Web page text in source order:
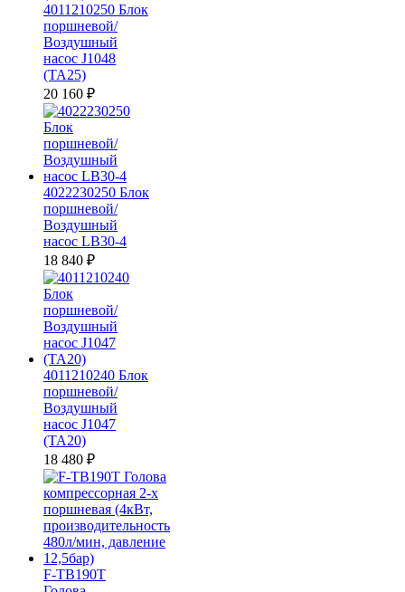
4011210250 Блок
поршневой/
Воздушный
насос J1048
(TA25)
20 160 ₽
4022230250 Блок
поршневой/
Воздушный
насос LB30-4
18 840 ₽
4011210240 Блок
поршневой/
Воздушный
насос J1047
(TA20)
18 480 ₽
F-TB190T